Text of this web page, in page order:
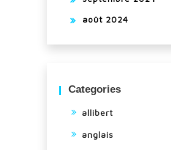
août 2024
Categories
allibert
anglais